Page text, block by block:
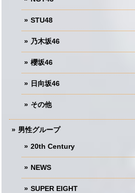
STU48
乃木坂46
櫻坂46
日向坂46
その他
男性グループ
20th Century
NEWS
SUPER EIGHT